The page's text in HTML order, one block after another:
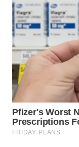
SELATAN
WN
TANJUNG
LESUNG
WN
WN
SIMALUNGUN